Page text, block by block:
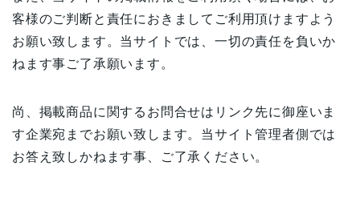
客様のご判断と責任におきましてご利用頂けますよう
お願い致します。当サイトでは、一切の責任を負いか
ねます事ご了承願います。
尚、掲載商品に関するお問合せはリンク先に御座いま
す企業宛までお願い致します。当サイト管理者側では
お答え致しかねます事、ご了承ください。